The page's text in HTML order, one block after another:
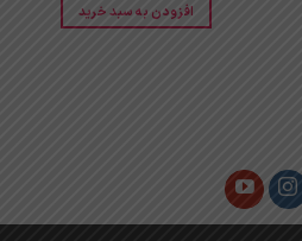
افزودن به سبد خرید